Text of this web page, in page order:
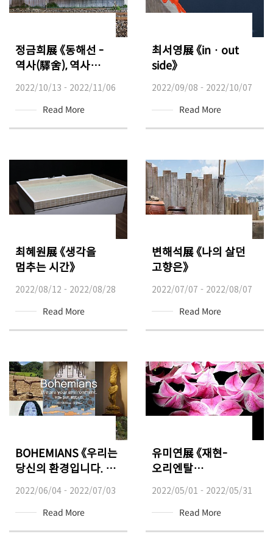
정금희展 《동해선 -
역사(驛舍), 역사
(歷史)》
2022/10/13 - 2022/11/06
Read More
최서영展 《in · out
side》
2022/09/08 - 2022/10/07
Read More
최혜원展 《생각을
멈추는 시간》
2022/08/12 - 2022/08/28
Read More
변해석展 《나의 살던
고향은》
2022/07/07 - 2022/08/07
Read More
BOHEMIANS 《우리는
당신의 환경입니다. We
are your
environment》
2022/06/04 - 2022/07/03
Read More
유미연展 《재현-
오리엔탈
백합으로부터》
2022/05/01 - 2022/05/31
Read More